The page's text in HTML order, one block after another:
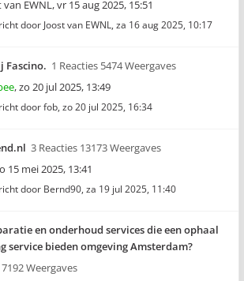
van EWNL,vr 15 aug 2025, 15:51
door Joost van EWNL, za 16 aug 2025, 10:17
Fascino. 1 Reacties 5474 Weergaves
,zo 20 jul 2025, 13:49
doorfob, zo 20 jul 2025, 16:34
3 Reacties 13173 Weergaves
15 mei 2025, 13:41
door Bernd90, za 19 jul 2025, 11:40
en onderhoud services die een ophaal
service bieden omgeving Amsterdam?
Weergaves